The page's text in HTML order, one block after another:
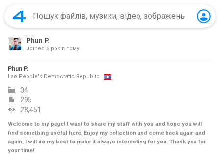
Phun P.
Joined 5 років тому
Phun P.
Lao People's Democratic Republic
34
295
28,451
Welcome to my page! I want to share my stuff with you and hope you will
find something useful here. Enjoy my collection and come back again and
again, I will do my best to make it always interesting for you. Thank you for
your time!